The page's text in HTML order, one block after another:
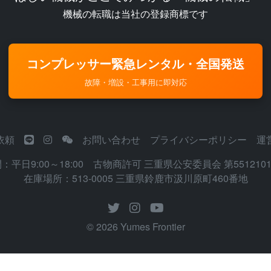
機械の転職は当社の登録商標です
コンプレッサー緊急レンタル・全国発送
故障・増設・工事用に即対応
頼 お問い合わせ プライバシーポリシー
運
平日9:00～18:00 古物商許可 三重県公安委員会 第
在庫場所：513-0005 三重県鈴鹿市汲川原町460番地
© 2026 Yumes Frontier